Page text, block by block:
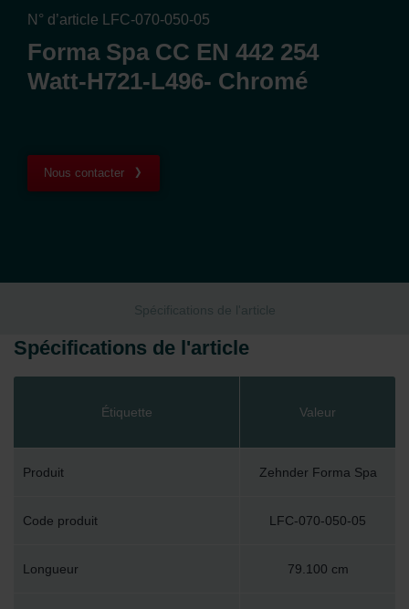
N° d’article LFC-070-050-05
Forma Spa CC EN 442 254
Watt-H721-L496- Chromé
Nous contacter
Spécifications de l'article
Spécifications de l'article
Étiquette Valeur
Produit Zehnder Forma Spa
Code produit LFC-070-050-05
Longueur 79.100 cm